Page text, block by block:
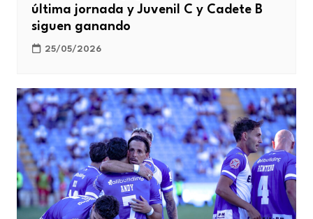
última jornada y Juvenil C y Cadete B
siguen ganando
25/05/2026